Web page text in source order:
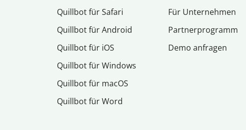
Quillbot für Safari
Quillbot für Android
Quillbot für iOS
Quillbot für Windows
Quillbot für macOS
Quillbot für Word
Für Unternehmen
Partnerprogramm
Demo anfragen